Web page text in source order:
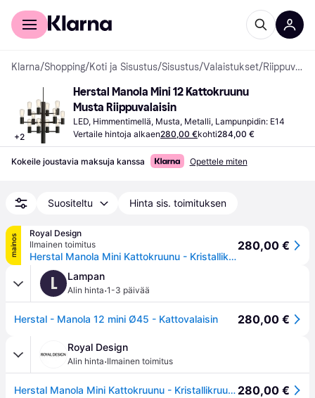
Kuluttajille
Klarna/Shopping/Koti ja Sisustus/Sisustus/Valaistukset/ Riippuvalaisimet
+2
Herstal Manola Mini 12 Kattokruunu
Musta Riippuvalaisin
LED, Himmentimellä, Musta, Metalli, Lampunpidin: E14
Vertaile hintoja alkaen280,00 €kohti284,00 €
Kokeile joustavia maksuja kanssa Opettele miten
Suositeltu Hinta sis. toimituksen
mainos
Royal Design
Ilmainen toimitus
Herstal Manola Mini Kattokruunu - Kristallikruunut & Kattokruunut Musta - HB16659710353
280,00 €
L Lampan
Alin hinta·1-3 päivää
Herstal - Manola 12 mini Ø45 - Kattovalaisin 280,00 €
Royal Design
Alin hinta·Ilmainen toimitus
Herstal Manola Mini Kattokruunu - Kristallikruunut & Kattokruunut Musta - HB16659710353 280,00 €